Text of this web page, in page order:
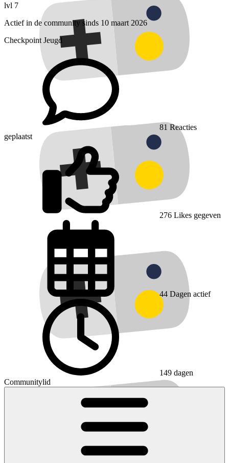
lvl 7
Actief in de community sinds 10 maart 2026
Checkpoint Jeugd
81 Reacties
geplaatst
276 Likes gegeven
44 Dagen actief
149 dagen
Communitylid